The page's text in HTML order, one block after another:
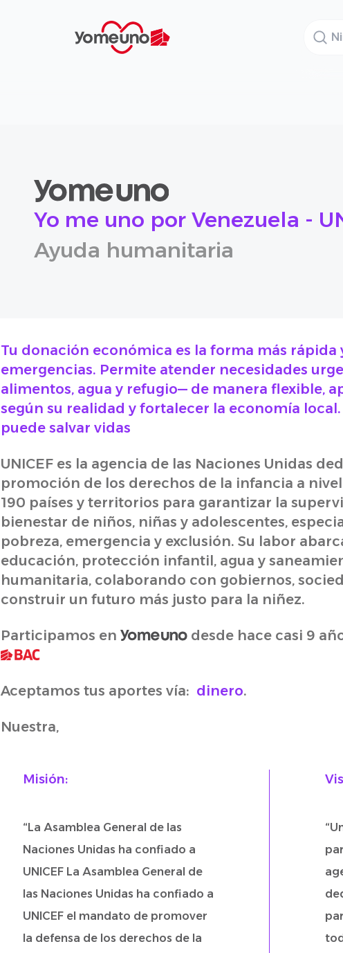
Yomeuno.com
Yo me uno por Venezuela -
Ayuda humanitaria
Tu donación económica es la forma más rápida
emergencias. Permite atender necesidades
alimentos, agua y refugio— de manera flexible,
según su realidad y fortalecer la economía
puede salvar vidas
UNICEF es la agencia de las Naciones Unidas
promoción de los derechos de la infancia a
190 países y territorios para garantizar la
bienestar de niños, niñas y adolescentes,
pobreza, emergencia y exclusión. Su labor
educación, protección infantil, agua y
humanitaria, colaborando con gobiernos,
construir un futuro más justo para la niñez.
Participamos en desde hace casi 9
Aceptamos tus aportes vía: dinero.
Nuestra,
Misión:
“La Asamblea General de las
Naciones Unidas ha confiado a
UNICEF La Asamblea General de
las Naciones Unidas ha confiado a
UNICEF el mandato de promover
la defensa de los derechos de la